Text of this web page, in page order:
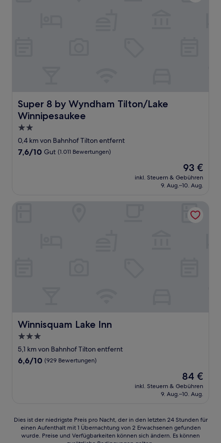
Super 8 by Wyndham Tilton/Lake
Winnipesaukee
Super 8 by Wyndham Tilton/Lake Winnipesaukee
2.0-
Sterne-
Unterkunft
0,4 km von Bahnhof Tilton entfernt
7.6
7,6/10 Gut (1.011 Bewertungen)
Der
Preis
beträgt
93 €
inkl. Steuern & Gebühren
9. Aug.–10. Aug.
Winnisquam Lake Inn
Winnisquam Lake Inn
3.0-
Sterne-
Unterkunft
5,1 km von Bahnhof Tilton entfernt
6.6
6,6/10 (929 Bewertungen)
Der
Preis
beträgt
84 €
inkl. Steuern & Gebühren
9. Aug.–10. Aug.
Dies
der
Dies ist der niedrigste Preis pro Nacht, der in den letzten 24 Stunden für
einen Aufenthalt mit 1 Übernachtung von 2 Erwachsenen gefunden
wurde. Preise und Verfügbarkeiten können sich ändern. Es können